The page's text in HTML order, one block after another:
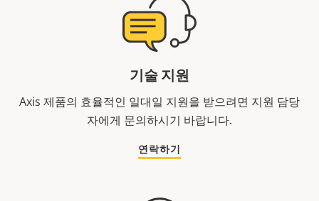
기술 지원
Axis 제품의 효율적인 일대일 지원을 받으려면 지원 담당
자에게 문의하시기 바랍니다.
연락하기